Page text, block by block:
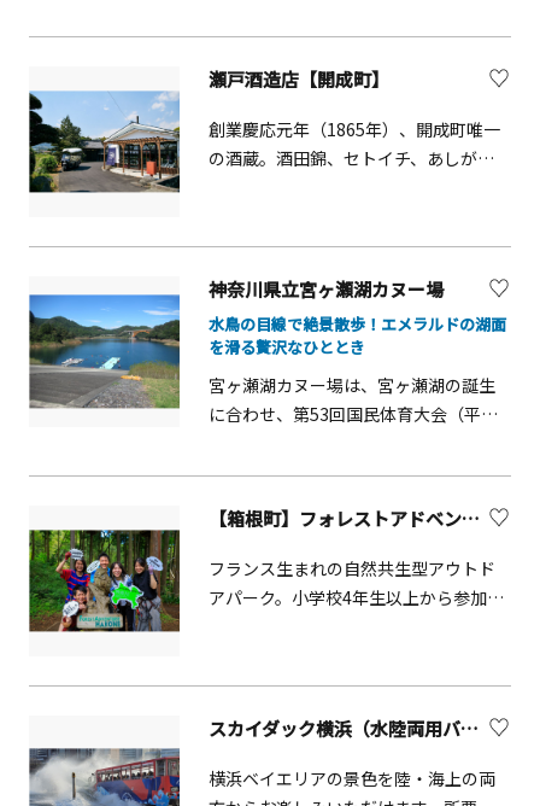
スで、思い思いに過ごす。そんな豊かな
階 カフェ、観光案内コーナー（外施
設：足湯）■2階 （一社）湯河原温泉
観光協会、湯河原温泉旅館協同組合、
どりのツツジが一面に咲き誇る「花の
マークまでも望める眺望抜群の「風の
丘」など、大スケールの感動的な景色
が迎えてくれます。また、ふわふわド
月から11月までは宮ヶ瀬ダムのダイナ
ミックな観光放流の見学拠点として利
用され、パークセンター前からダム下
までは、子どもたちに人気のロードト
レイン「愛ちゃん号」が走ります。ほ
などがあり整備され、さまざまな楽し
瀬戸酒造店【開成町】
創業慶応元年（1865年）、開成町唯一
の酒蔵。酒田錦、セトイチ、あしがり
SakeTerraceとして「角打ち」が楽し
める【Niwa】、直売所で買ったお酒を
飲むことができる【Hiroba】など気軽
に訪れることができます。蔵直営のキ
ッチンカー【SakeBar】の営業日には
さらに多くのお酒を楽しむことができ
ます。また蔵のすぐ近くにある街の重
『瀬戸屋敷』の見学もおすすめです。
神奈川県立宮ヶ瀬湖カヌー場
水鳥の目線で絶景散歩！エメラルドの湖面
を滑る贅沢なひととき
宮ヶ瀬湖カヌー場は、宮ヶ瀬湖の誕生
に合わせ、第53回国民体育大会（平成
（レーシング）競技施設として整備さ
た県民の生涯スポーツ拠点として、宮
ヶ瀬湖周辺地域の振興のため、施設利
用が図られています。
【箱根町】フォレストアドベンチャー・箱根
フランス生まれの自然共生型アウトド
アパーク。小学校4年生以上から参加で
ャノピーコースがあります。森の特徴
を生かした様々なアクティビティと、
約120mのジップスライドで森の中を駆
け抜ける爽快感はたまりません！お子
様はもちろん初めてチャレンジする大
スカイダック横浜（水陸両用バス「スカイダック」）【横浜市】
横浜ベイエリアの景色を陸・海上の両